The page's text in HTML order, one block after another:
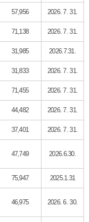
57,956 2026. 7. 31.
71,138 2026. 7. 31.
31,985 2026.7.31.
31,833 2026. 7. 31.
71,455 2026. 7. 31.
44,482 2026. 7. 31.
37,401 2026. 7. 31.
47,749 2026.6.30.
75,947 2025.1.31
46,975 2026. 6. 30.